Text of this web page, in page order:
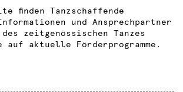
finden Tanzschaffende
und Ansprechpartner
zeitgenössischen Tanzes
auf aktuelle Förderprogramme.